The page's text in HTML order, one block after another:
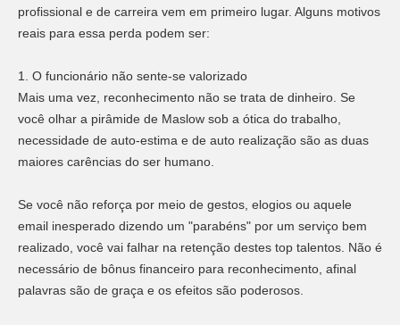
profissional e de carreira vem em primeiro lugar. Alguns motivos
reais para essa perda podem ser:
1. O funcionário não sente-se valorizado
Mais uma vez, reconhecimento não se trata de dinheiro. Se
você olhar a pirâmide de Maslow sob a ótica do trabalho,
necessidade de auto-estima e de auto realização são as duas
maiores carências do ser humano.
Se você não reforça por meio de gestos, elogios ou aquele
email inesperado dizendo um "parabéns" por um serviço bem
realizado, você vai falhar na retenção destes top talentos. Não é
necessário de bônus financeiro para reconhecimento, afinal
palavras são de graça e os efeitos são poderosos.